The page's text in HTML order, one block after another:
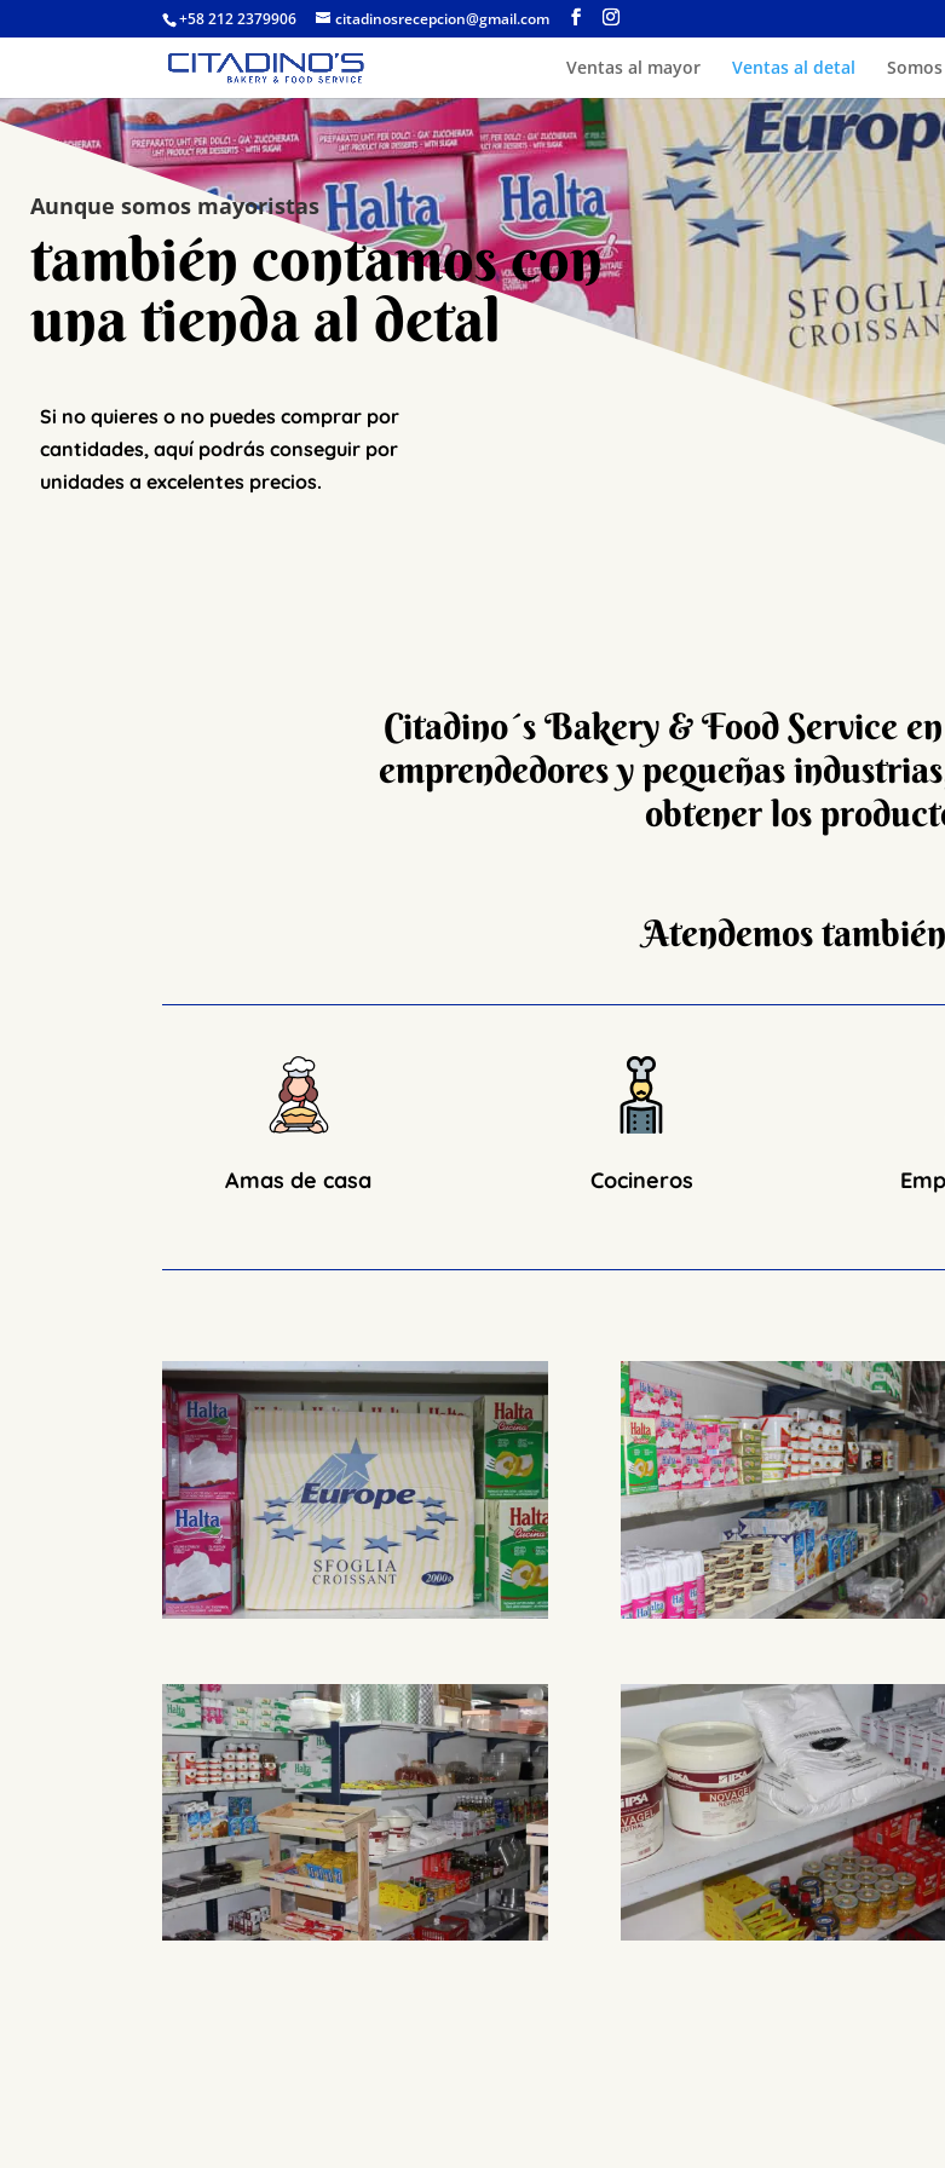
+58 212 2379906 citadinosrecepcion@gmail.com
Ventas al mayor Ventas al detal
Aunque somos mayoristas
también contamos con
una tienda al detal
Si no quieres o no puedes comprar por
cantidades, aquí podrás conseguir por
unidades a excelentes precios.
Citadino´s Bakery & Food Service
emprendedores y pequeñas
obtener los
Atendemos
Amas de casa Cocineros